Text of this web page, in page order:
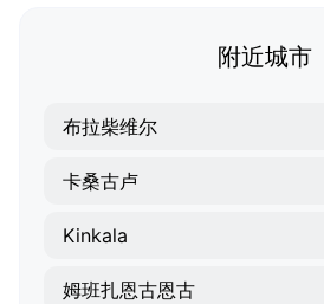
附近城市
布拉柴维尔
卡桑古卢
Kinkala
姆班扎恩古恩古